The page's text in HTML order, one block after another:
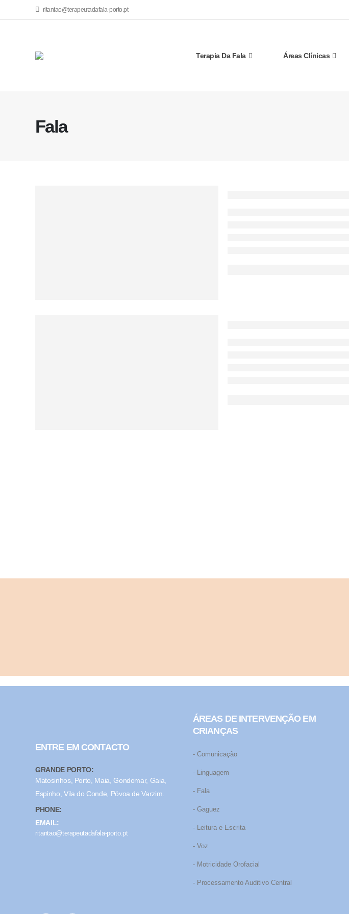
ritantao@terapeutadafala-porto.pt
Terapia Da Fala Áreas Clínicas
Fala
ENTRE EM CONTACTO
GRANDE PORTO:
Matosinhos, Porto, Maia, Gondomar, Gaia,
Espinho, Vila do Conde, Póvoa de Varzim.
PHONE:
EMAIL:
ritantao@terapeutadafala-porto.pt
ÁREAS DE INTERVENÇÃO EM
CRIANÇAS
- Comunicação
- Linguagem
- Fala
- Gaguez
- Leitura e Escrita
- Voz
- Motricidade Orofacial
- Processamento Auditivo Central